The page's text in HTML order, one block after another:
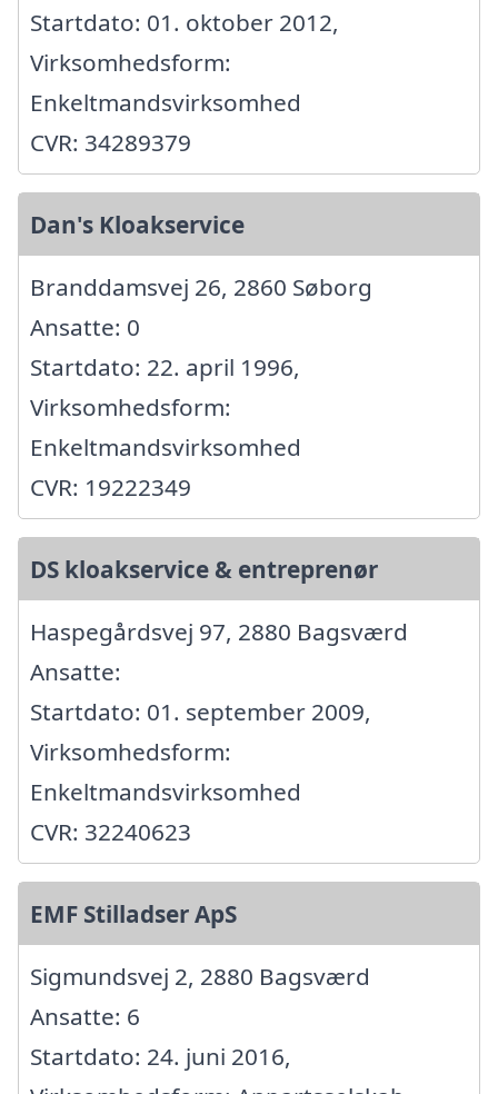
Startdato: 01. oktober 2012,
Virksomhedsform:
Enkeltmandsvirksomhed
CVR: 34289379
Dan's Kloakservice
Branddamsvej 26, 2860 Søborg
Ansatte: 0
Startdato: 22. april 1996,
Virksomhedsform:
Enkeltmandsvirksomhed
CVR: 19222349
DS kloakservice & entreprenør
Haspegårdsvej 97, 2880 Bagsværd
Ansatte:
Startdato: 01. september 2009,
Virksomhedsform:
Enkeltmandsvirksomhed
CVR: 32240623
EMF Stilladser ApS
Sigmundsvej 2, 2880 Bagsværd
Ansatte: 6
Startdato: 24. juni 2016,